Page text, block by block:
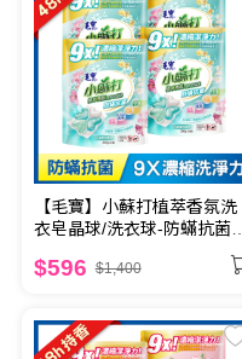
【毛寶】小蘇打植萃香氛洗
衣皂晶球/洗衣球-防蟎抗菌
$596 $1,400